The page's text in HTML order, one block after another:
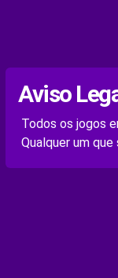
Aviso
Todos os jogos
Qualquer um